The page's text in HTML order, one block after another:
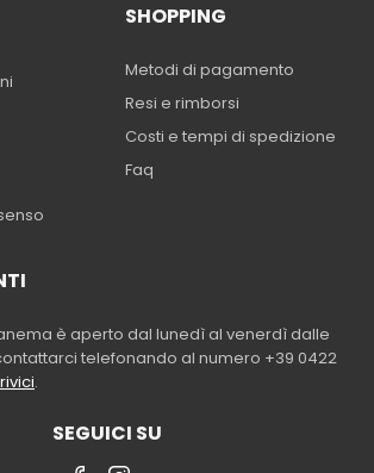
SHOPPING
Metodi di pagamento
Resi e rimborsi
Costi e tempi di spedizione
Faq
è aperto dal lunedì al venerdì dalle
telefonando al numero +39 0422
.
SEGUICI SU